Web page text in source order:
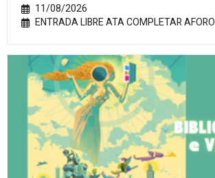
11/08/2026
ENTRADA LIBRE ATA COMPLETAR AFORO